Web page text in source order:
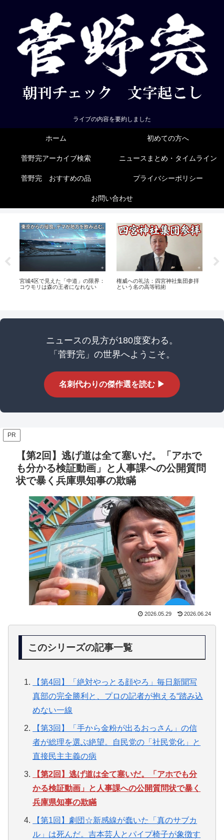
ライブの内容を要約しました
ホーム 初めての方へ
菅野完アーカイブ検索 ニュースまとめ・タイムライン
菅野完 おすすめの品 プライバシーポリシー
お問い合わせ
宮城4区で見えた「中道」の限界：
コウモリは森の王者になれない
権威への礼法：四宮神社集団参拝
という名の高等戦術
ニュースの見方が180度変わる。
「菅野完」の世界へようこそ。
名刺代わりの傑作選を読む ▶
PR
【第2回】逃げ道は全て塞いだ。「アホで
も分かる検証動画」と人事課への公開質問
状で暴く兵庫県知事の欺瞞
2026.05.29 2026.06.24
このシリーズの記事一覧
【第4回】「絶対やっとる顔やろ」毎日新聞写
真部の完全勝利と、プロの記者が抱える“踏み込
めない一線
【第3回】「手から金粉が出るおっさん」の信
者が総理を選ぶ絶望。自民党の「社民党化」と
直接民主主義の病
【第2回】逃げ道は全て塞いだ。「アホでも分
かる検証動画」と人事課への公開質問状で暴く
兵庫県知事の欺瞞
【第1回】劇団☆新感線が蠢いた「真のサブカ
ル」は死んだ。吉本芸人とパイプ椅子が象徴す